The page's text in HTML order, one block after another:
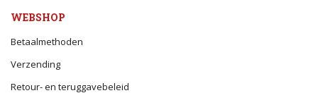
WEBSHOP
Betaalmethoden
Verzending
Retour- en teruggavebeleid